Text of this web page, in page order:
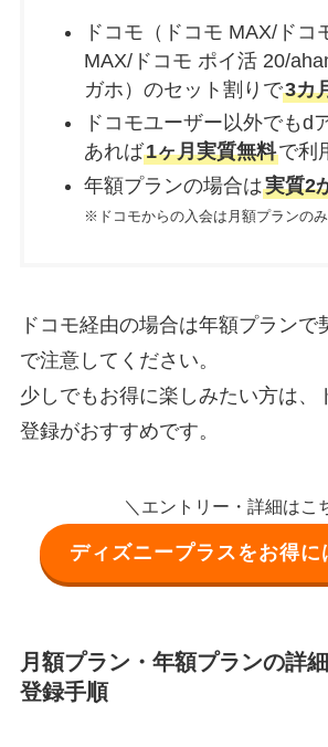
ドコモ（ドコモ MAX/ドコ
MAX/ドコモ ポイ活 20/
ガホ）のセット割りで3カ
ドコモユーザー以外でもd
あれば1ヶ月実質無料で利
年額プランの場合は実質2
※ドコモからの入会は月額プランのみ
ドコモ経由の場合は年額プランで
で注意してください。
少しでもお得に楽しみたい方は、
登録がおすすめです。
＼エントリー・詳細はこ
ディズニープラスをお得に
月額プラン・年額プランの詳
登録手順